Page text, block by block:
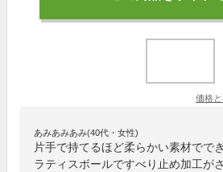
価格
あみあみあみ(40代・女性)
片手で持てるほど柔らかい素材でで
ラティスボールですべり止め加工が